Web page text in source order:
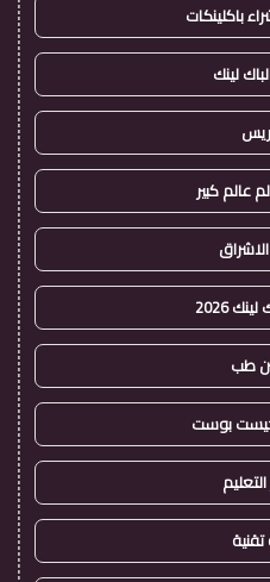
باكلينكات
لينك
عالم كبير
2026
طب
بوست